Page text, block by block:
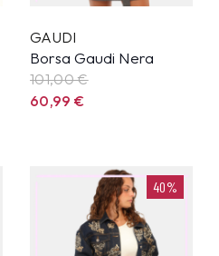
GAUDI
Borsa Gaudi Nera
101,00 €
60,99€
40%